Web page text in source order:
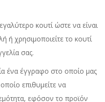
κουτί ώστε να είναι
ή χρησιμοποιείτε το κουτί
σας.
ένα έγγραφο στο οποίο μας
επιθυμείτε να
εφόσον το προϊόν